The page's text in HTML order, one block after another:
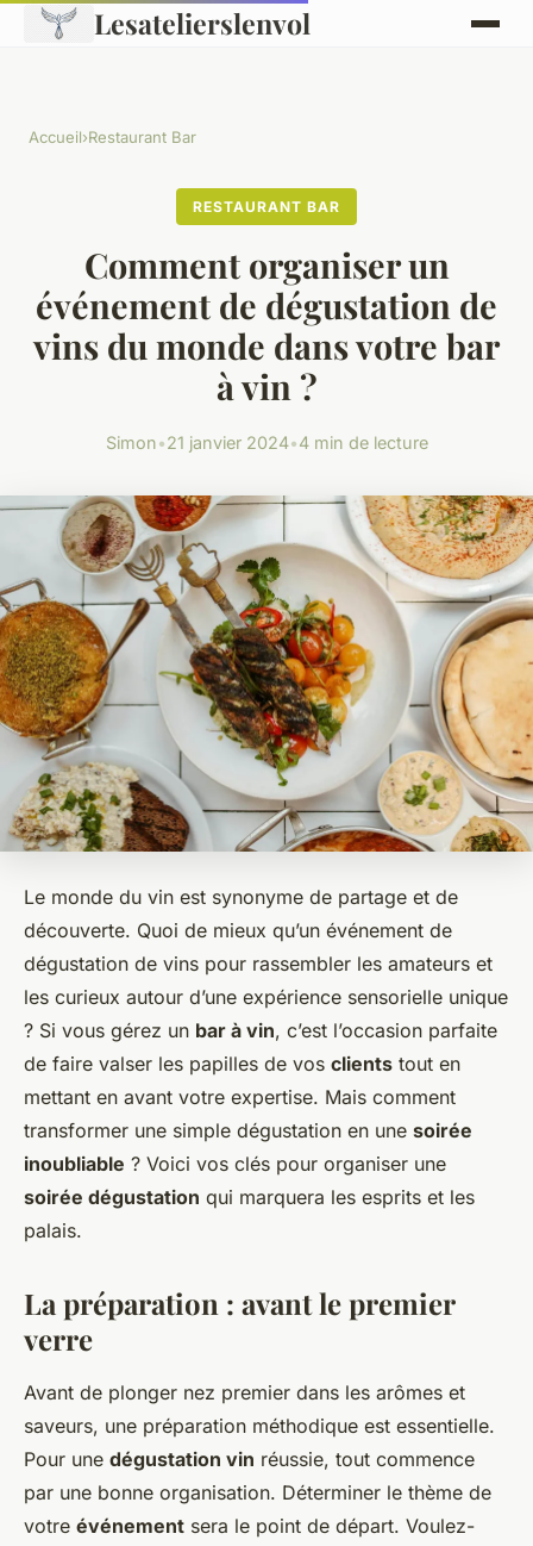
Lesatelierslenvol
Accueil›Restaurant Bar
RESTAURANT BAR
Comment organiser un
événement de dégustation de
vins du monde dans votre bar
à vin ?
Simon•21 janvier 2024•4 min de lecture
Le monde du vin est synonyme de partage et de
découverte. Quoi de mieux qu’un événement de
dégustation de vins pour rassembler les amateurs et
les curieux autour d’une expérience sensorielle unique
? Si vous gérez un bar à vin, c’est l’occasion parfaite
de faire valser les papilles de vos clients tout en
mettant en avant votre expertise. Mais comment
transformer une simple dégustation en une soirée
inoubliable ? Voici vos clés pour organiser une
soirée dégustation qui marquera les esprits et les
palais.
La préparation : avant le premier
verre
Avant de plonger nez premier dans les arômes et
saveurs, une préparation méthodique est essentielle.
Pour une dégustation vin réussie, tout commence
par une bonne organisation. Déterminer le thème de
votre événement sera le point de départ. Voulez-